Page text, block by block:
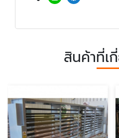
สินค้าที่เ